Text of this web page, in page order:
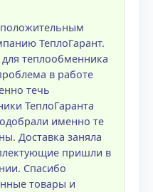
ТеплоГарант.
теплообменника
в работе
течь
ТеплоГаранта
именно те
Доставка заняла
пришли в
Спасибо
товары и